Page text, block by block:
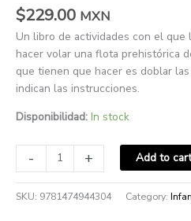
$229.00 MXN
Un libro de actividades con el que
hacer volar una flota prehistórica
que tienen que hacer es doblar
indican las instrucciones.
Disponibilidad: In stock
- + Add to cart
SKU: 9781474944304 Category: